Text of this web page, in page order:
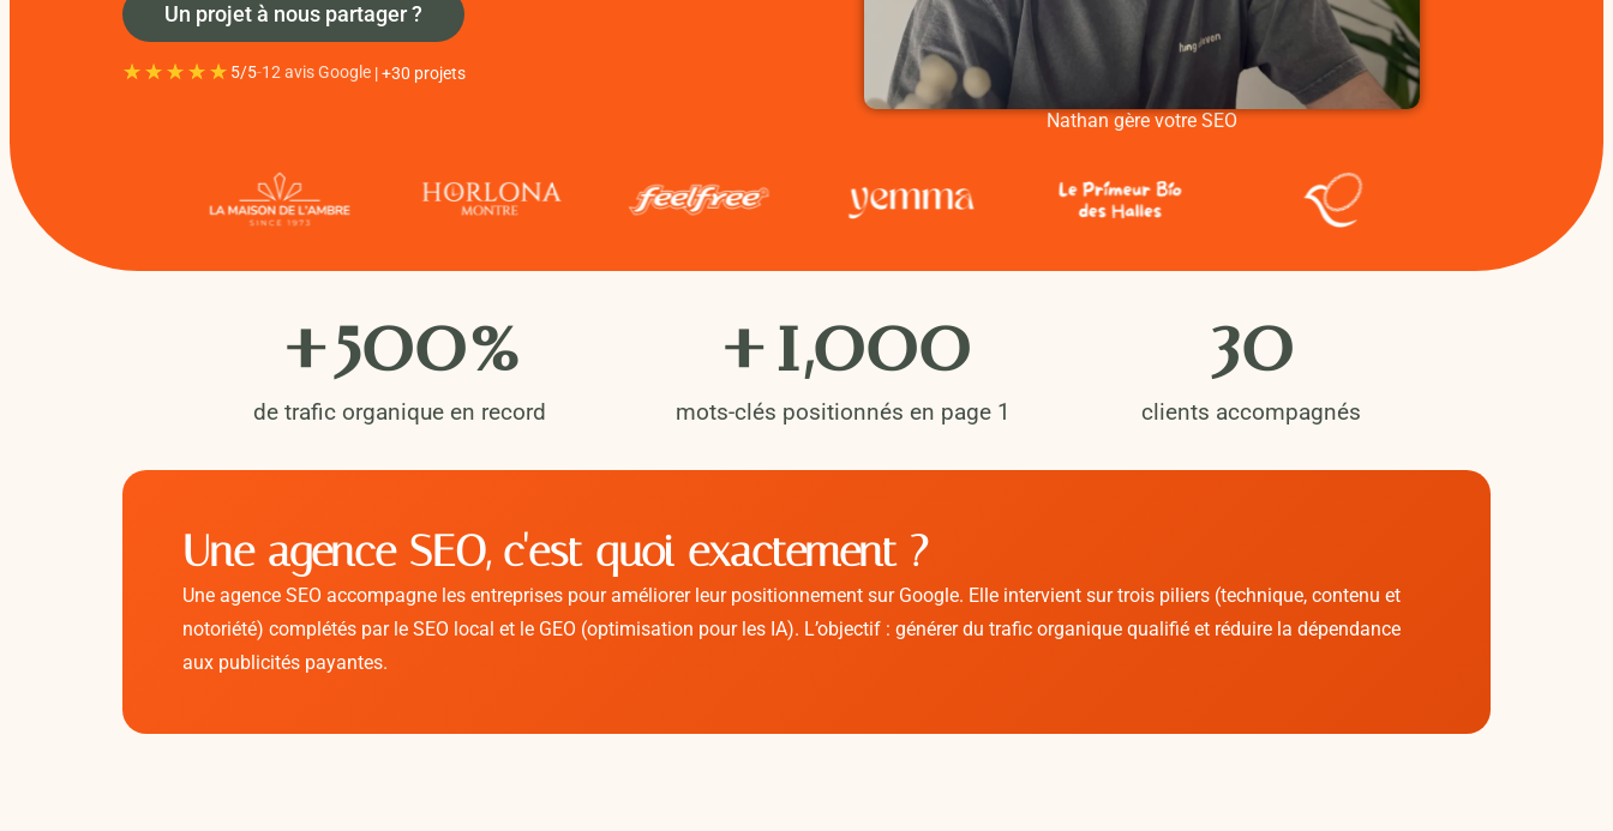
Un projet à nous partager ?
★★★★★
★★★★★ 5/5-12 avis Google |+30 projets
Nathan gère votre SEO
de trafic organique en record
+500%
mots-clés positionnés en page 1
+1,000
clients accompagnés
30
Une agence SEO, c'est quoi exactement ?
Une agence SEO accompagne les entreprises pour améliorer leur positionnement sur Google. Elle intervient sur trois piliers (technique, contenu et
notoriété) complétés par le SEO local et le GEO (optimisation pour les IA). L’objectif : générer du trafic organique qualifié et réduire la dépendance
aux publicités payantes.